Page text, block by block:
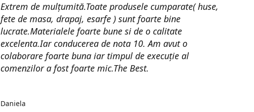
Extrem de mulțumită.Toate produsele cumparate( huse,
fete de masa, drapaj, esarfe ) sunt foarte bine
lucrate.Materialele foarte bune si de o calitate
excelenta.Iar conducerea de nota 10. Am avut o
colaborare foarte buna iar timpul de execuție al
comenzilor a fost foarte mic.The Best.
Daniela